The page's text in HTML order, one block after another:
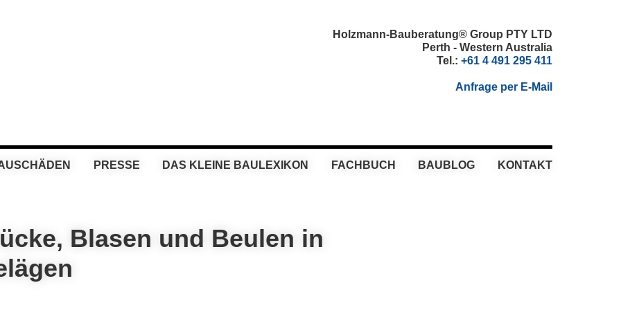
Holzmann-Bauberatung® Group PTY LTD
Perth - Western Australia
Tel.: +61 4 491 295 411
Anfrage per E-Mail
PRESSE DAS KLEINE BAULEXIKON FACHBUCH BAUBLOG KONTAKT
Blasen und Beulen in